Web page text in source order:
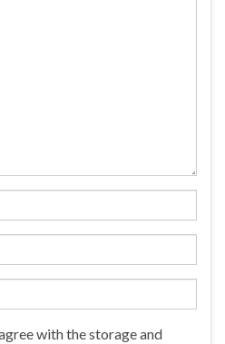
with the storage and